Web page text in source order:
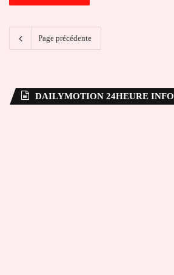
Page précédente
DAILYMOTION 24HEURE INFO